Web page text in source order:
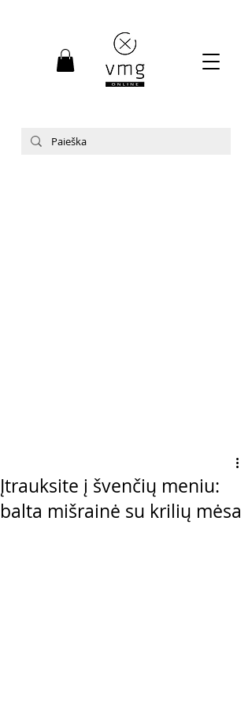
Įtrauksite į švenčių meniu:
balta mišrainė su krilių mėsa